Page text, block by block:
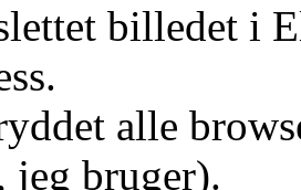
billedet i
alle
jeg bruger).